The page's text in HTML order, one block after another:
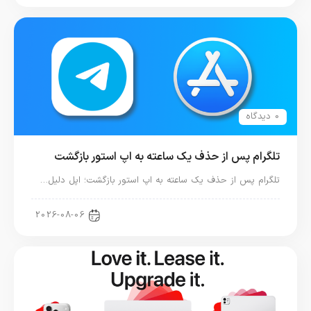
0 دیدگاه
تلگرام پس از حذف یک ساعته به اپ استور بازگشت
تلگرام پس از حذف یک ساعته به اپ استور بازگشت؛ اپل دلیل…
2026-08-06